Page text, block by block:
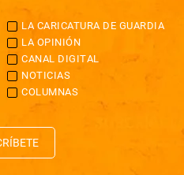
LA CARICATURA DE GUARDIA
LA OPINIÓN
CANAL DIGITAL
NOTICIAS
COLUMNAS